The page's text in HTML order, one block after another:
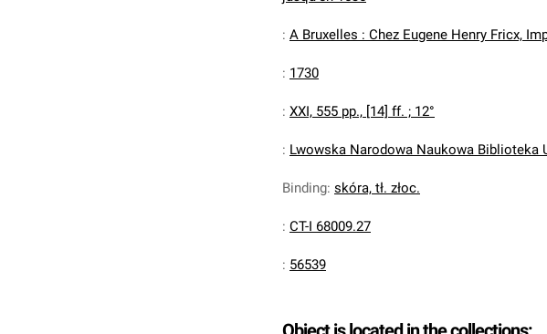
: A Bruxelles : Chez Eugene Henry Fricx,
: 1730
: XXI, 555 pp., [14] ff. ; 12°
: Lwowska Narodowa Naukowa Biblioteka
Binding: skóra, tł. złoc.
: CT-I 68009.27
: 56539